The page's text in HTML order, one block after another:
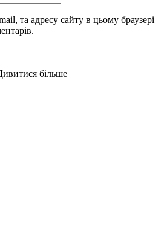
та адресу сайту в цьому браузері
більше